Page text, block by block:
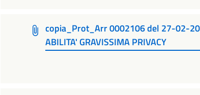
copia_Prot_Arr 0002106 del 27-02-
ABILITA' GRAVISSIMA PRIVACY